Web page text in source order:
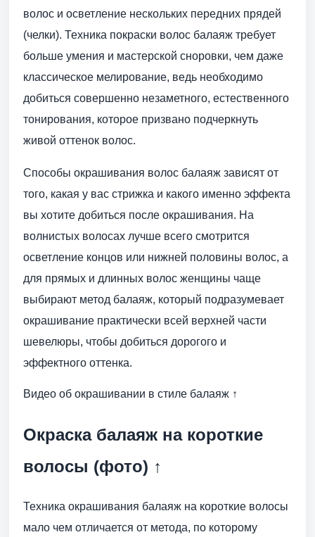
волос и осветление нескольких передних прядей
(челки). Техника покраски волос балаяж требует
больше умения и мастерской сноровки, чем даже
классическое мелирование, ведь необходимо
добиться совершенно незаметного, естественного
тонирования, которое призвано подчеркнуть
живой оттенок волос.
Способы окрашивания волос балаяж зависят от
того, какая у вас стрижка и какого именно эффекта
вы хотите добиться после окрашивания. На
волнистых волосах лучше всего смотрится
осветление концов или нижней половины волос, а
для прямых и длинных волос женщины чаще
выбирают метод балаяж, который подразумевает
окрашивание практически всей верхней части
шевелюры, чтобы добиться дорогого и
эффектного оттенка.
Видео об окрашивании в стиле балаяж ↑
Окраска балаяж на короткие
волосы (фото) ↑
Техника окрашивания балаяж на короткие волосы
мало чем отличается от метода, по которому